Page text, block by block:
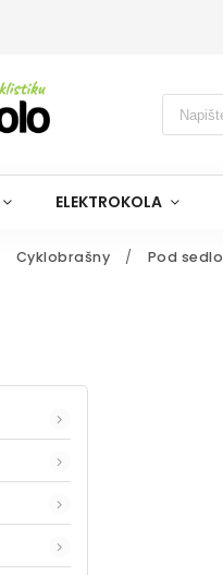
ELEKTROKOLA
Cyklobrašny / Pod sedlo